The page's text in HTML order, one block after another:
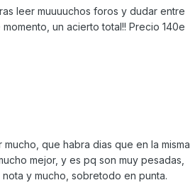
leer muuuuchos foros y dudar entre
un acierto total!! Precio 140e
que habra dias que en la misma
mejor, y es pq son muy pesadas,
y mucho, sobretodo en punta.